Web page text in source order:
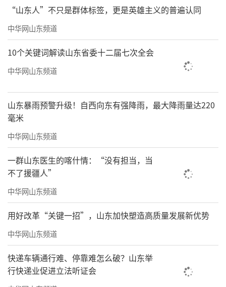
第四大科技驱动力为移动端，海尚海服务
集团打造海客会APP的业主端、管家端、商家端
和小程序，打破物业各个服务部门的壁垒。业
主端将业主享受的日常物业服务集中至线上，
业主只要手机在手，足不出户便可享受一键缴
费、报事报修、访客邀约、一键锁车、慧眼服
务等便捷服务；管家端将管家线下物业服务移
至线上，对业主需求快速响应，实现与业主高
频交互，提高工作效率；商家端则通过吸引家
政、物流、教育等社区周边优质资源入驻，链
入海尔集团内部全产业链资源，搭建完善的社
区经济生态圈，为业主提供家电团购、社区教
务；海客会小程序则拓宽了物业服务渠道，在
解决痛点的同时解决断点，实现移动端全覆盖
服务节点，创造服务价值。
“山东人”不只是群体标签，更是英雄主义的普遍认同
中华网山东频道
10个关键词解读山东省委十二届七次全会
中华网山东频道
山东暴雨预警升级！自西向东有强降雨，最大降雨量达220
毫米
中华网山东频道
一群山东医生的喀什情：“没有担当，当
不了援疆人”
中华网山东频道
用好改革“关键一招”，山东加快塑造高质量发展新优势
中华网山东频道
快递车辆通行难、停靠难怎么破？山东举
行快递业促进立法听证会